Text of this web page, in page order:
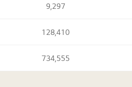
9,297
128,410
734,555